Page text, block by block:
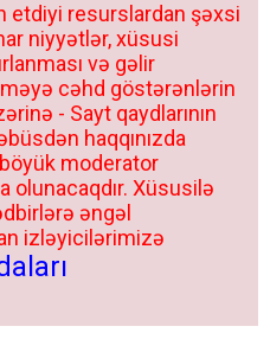
etdiyi resurslardan şəxsi
niyyətlər, xüsusi
və gəlir
cəhd göstərənlərin
- Sayt qaydlarının
haqqınızda
moderator
Xüsusilə
əngəl
izləyicilərimizə